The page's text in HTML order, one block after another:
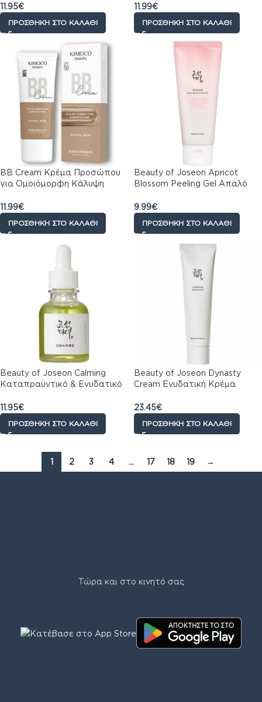
Λάμψη & Πανάδες 50ml
11.95€
ΠΡΟΣΘΉΚΗ ΣΤΟ ΚΑΛΆΘΙ
11.99€
ΠΡΟΣΘΉΚΗ ΣΤΟ ΚΑΛΆΘΙ
BB Cream Κρέμα Προσώπου
για Ομοιόμορφη Κάλυψη
Beige, 40gr
11.99€
ΠΡΟΣΘΉΚΗ ΣΤΟ ΚΑΛΆΘΙ
Beauty of Joseon Apricot
Blossom Peeling Gel Απαλό
Προσώπου με Βερίκοκο, 100ml
9.99€
ΠΡΟΣΘΉΚΗ ΣΤΟ ΚΑΛΆΘΙ
Beauty of Joseon Calming
Καταπραϋντικό & Ενυδατικό
Tea & Panthenol για
Αποτοξίνωση 30ml
11.95€
ΠΡΟΣΘΉΚΗ ΣΤΟ ΚΑΛΆΘΙ
Beauty of Joseon Dynasty
Cream Ενυδατική Κρέμα
23.45€
ΠΡΟΣΘΉΚΗ ΣΤΟ ΚΑΛΆΘΙ
1 2 3 4 … 17 18 19 →
Τώρα και στο κινητό σας